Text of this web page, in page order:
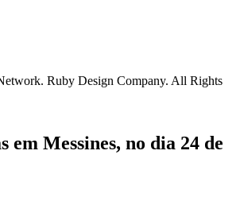
Ruby Design Company. All Rights
em Messines, no dia 24 de